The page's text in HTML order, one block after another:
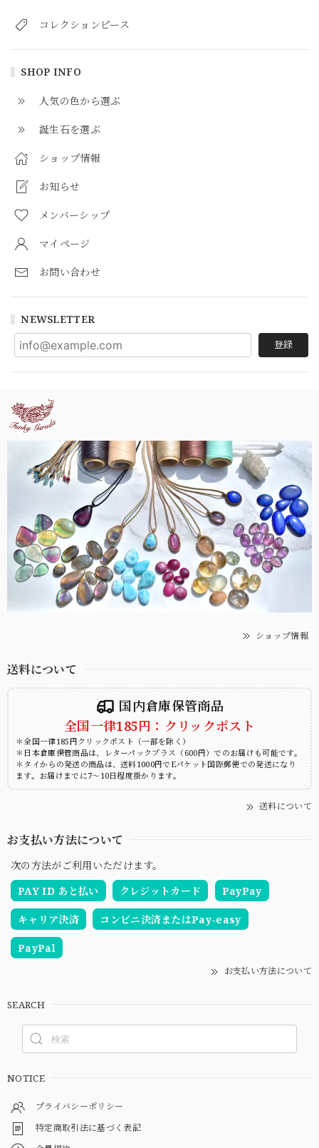
コレクションピース
SHOP INFO
人気の色から選ぶ
誕生石を選ぶ
ショップ情報
お知らせ
メンバーシップ
マイページ
お問い合わせ
NEWSLETTER
登録
ショップ情報
送料について
国内倉庫保管商品
全国一律185円：クリックポスト
＊全国一律185円クリックポスト（一部を除く）
＊日本倉庫保管商品は、レターパックプラス（600円）でのお届けも可能です。
＊タイからの発送の商品は、送料1000円でEパケット国際郵便での発送になり
ます。お届けまでに7～10日程度掛かります。
送料について
お支払い方法について
次の方法がご利用いただけます。
PAY ID あと払い
クレジットカード PayPay
キャリア決済 コンビニ決済またはPay-easy
PayPal
お支払い方法について
SEARCH
NOTICE
プライバシーポリシー
特定商取引法に基づく表記